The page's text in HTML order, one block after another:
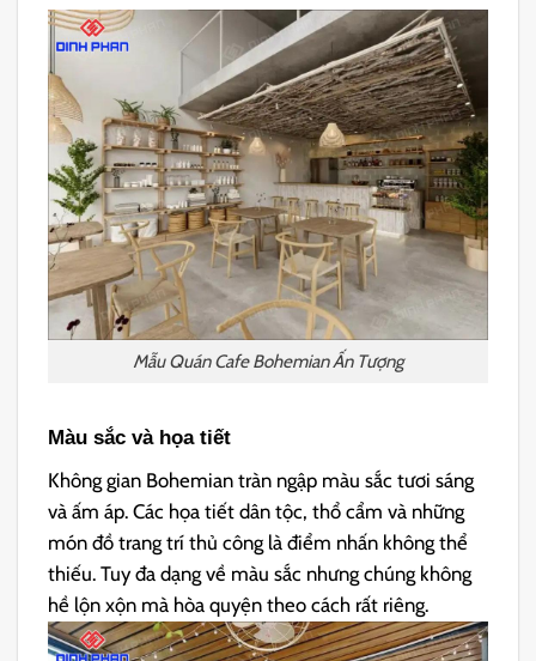
Mẫu Quán Cafe Bohemian Ấn Tượng
Màu sắc và họa tiết
Không gian Bohemian tràn ngập màu sắc tươi sáng
và ấm áp. Các họa tiết dân tộc, thổ cẩm và những
món đồ trang trí thủ công là điểm nhấn không thể
thiếu. Tuy đa dạng về màu sắc nhưng chúng không
hề lộn xộn mà hòa quyện theo cách rất riêng.